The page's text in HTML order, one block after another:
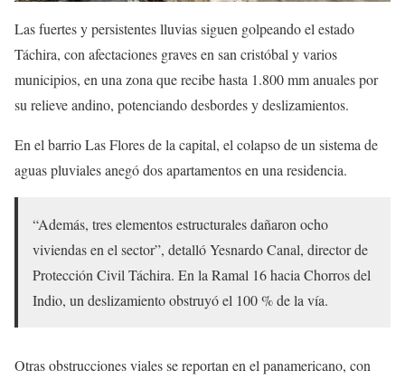
Las fuertes y persistentes lluvias siguen golpeando el estado
Táchira, con afectaciones graves en san cristóbal y varios
municipios, en una zona que recibe hasta 1.800 mm anuales por
su relieve andino, potenciando desbordes y deslizamientos.
En el barrio Las Flores de la capital, el colapso de un sistema de
aguas pluviales anegó dos apartamentos en una residencia.
“Además, tres elementos estructurales dañaron ocho
viviendas en el sector”, detalló Yesnardo Canal, director de
Protección Civil Táchira. En la Ramal 16 hacia Chorros del
Indio, un deslizamiento obstruyó el 100 % de la vía.
Otras obstrucciones viales se reportan en el panamericano, con